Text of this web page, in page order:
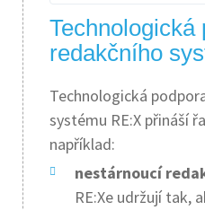
Technologická
redakčního
Technologická
systému RE:X přináší
například:
nestárnoucí
RE:Xe udržují tak,